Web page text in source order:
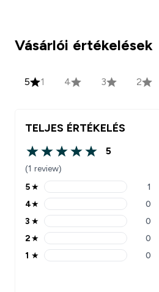
Vásárlói értékelések
5 1 4 3 2
TELJES ÉRTÉKELÉS
5 out of 5 stars
5
(1 review)
5 stars rating 1 reviews
5★ 1
4 stars rating 0 reviews
4★ 0
3 stars rating 0 reviews
3 ★ 0
2 stars rating 0 reviews
2★ 0
1 stars rating 0 reviews
1 ★ 0